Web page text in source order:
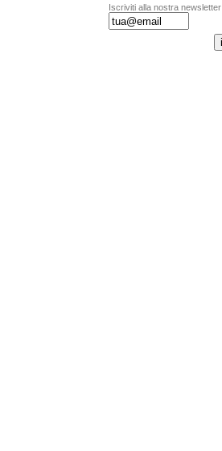
Iscriviti alla nostra newsletter